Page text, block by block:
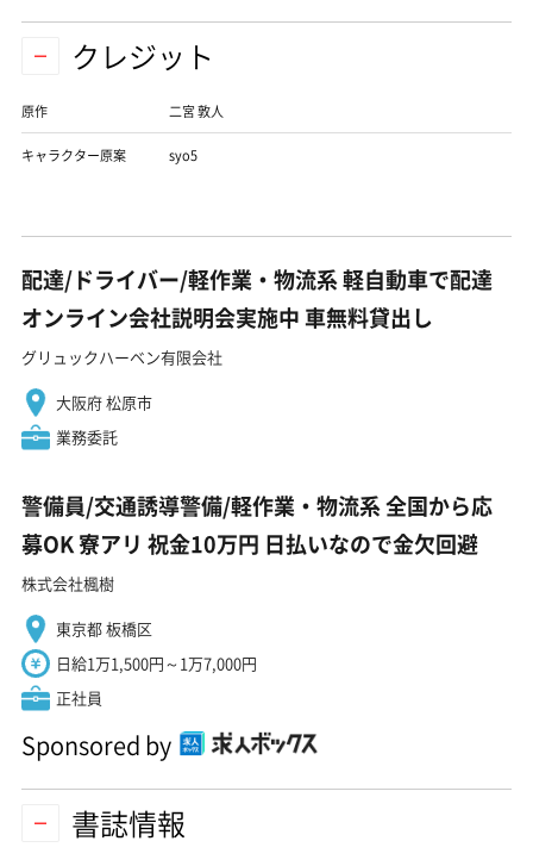
クレジット
原作 二宮 敦人
キャラクター原案 syo5
配達/ドライバー/軽作業・物流系 軽自動車で配達
オンライン会社説明会実施中 車無料貸出し
グリュックハーベン有限会社
大阪府 松原市
業務委託
警備員/交通誘導警備/軽作業・物流系 全国から応
募OK 寮アリ 祝金10万円 日払いなので金欠回避
株式会社楓樹
東京都 板橋区
日給1万1,500円～1万7,000円
正社員
Sponsored by
書誌情報